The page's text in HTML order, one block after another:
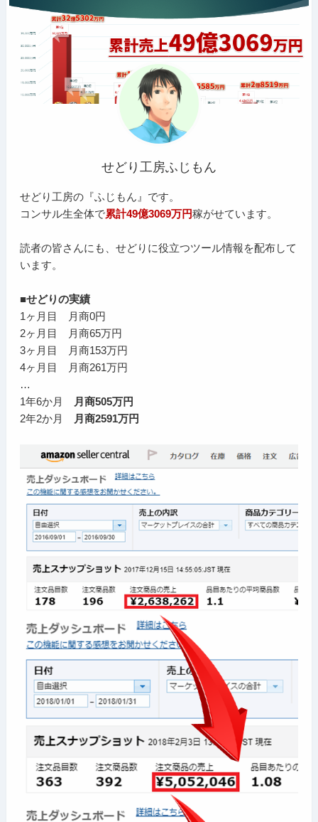
せどり工房ふじもん
せどり工房の『ふじもん』です。
コンサル生全体で累計49億3069万円稼がせています。
読者の皆さんにも、せどりに役立つツール情報を配布して
います。
■せどりの実績
1ヶ月目 月商0円
2ヶ月目 月商65万円
3ヶ月目 月商153万円
4ヶ月目 月商261万円
…
1年6か月
月商505万円
2年2か月
月商2591万円